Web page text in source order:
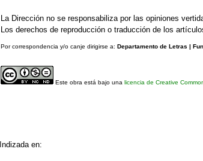
La Dirección no se responsabiliza por las opiniones
Los derechos de reproducción o traducción de los
Por correspondencia y/o canje dirigirse a: Departamento de Letras |
Este obra está bajo una licencia de Creative
Indizada en: